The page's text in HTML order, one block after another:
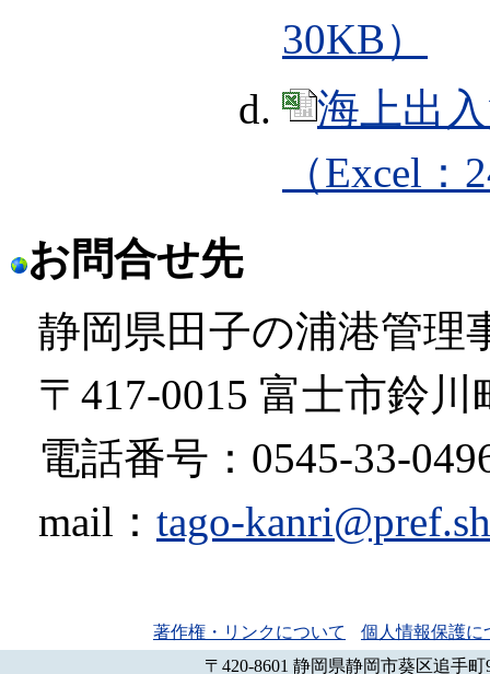
30KB）
海上出
（Excel：
お問合せ先
静岡県田子の浦港管
〒417-0015 富士市鈴川
電話番号：0545-33-
mail： tago-
著作権・リンクについて
個人情報保護に
〒420-8601 静岡県静岡市葵区追手